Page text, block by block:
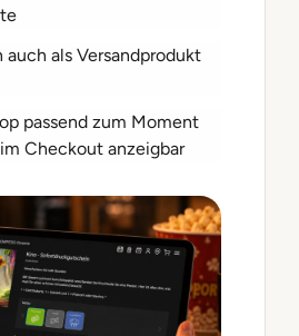
auch als Versandprodukt
passend zum Moment
Checkout anzeigbar